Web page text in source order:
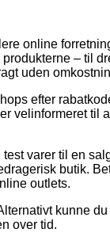
online
– til
uden
efter
velinformeret til
varer til en
butik.
outlets.
kunne
over tid.